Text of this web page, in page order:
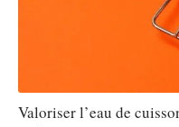
Valoriser l’eau de